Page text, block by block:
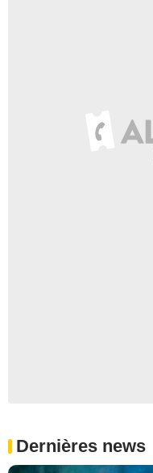
Dernières news